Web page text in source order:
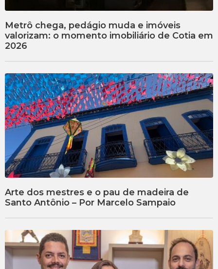
Metrô chega, pedágio muda e imóveis
valorizam: o momento imobiliário de Cotia em
2026
Arte dos mestres e o pau de madeira de
Santo Antônio – Por Marcelo Sampaio